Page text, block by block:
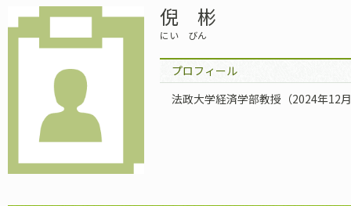
倪 彬
にい びん
プロフィール
法政大学経済学部教授（2024年12